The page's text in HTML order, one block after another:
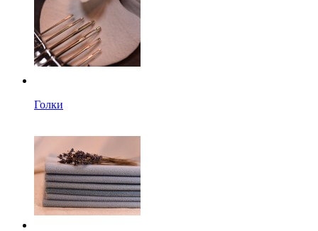
Голки